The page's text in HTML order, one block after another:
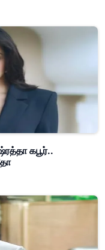
கபூர்..